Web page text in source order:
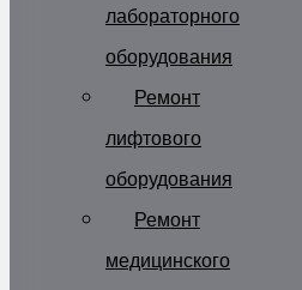
лабораторного
оборудования
Ремонт
лифтового
оборудования
Ремонт
медицинского